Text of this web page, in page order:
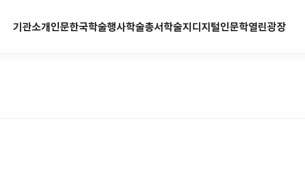
기관소개인문한국학술행사학술총서학술지디지털인문학열린광장